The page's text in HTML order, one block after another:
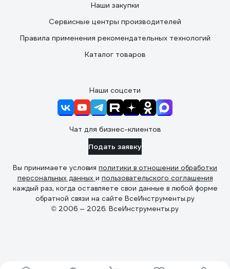
Наши закупки
Сервисные центры производителей
Правила применения рекомендательных технологий
Каталог товаров
Наши соцсети
Чат для бизнес-клиентов
Подать заявку
Вы принимаете условия политики в отношении обработки
персональных данных и пользовательского соглашения
каждый раз, когда оставляете свои данные в любой форме
обратной связи на сайте ВсеИнструменты.ру
© 2006 — 2026. ВсеИнструменты.ру